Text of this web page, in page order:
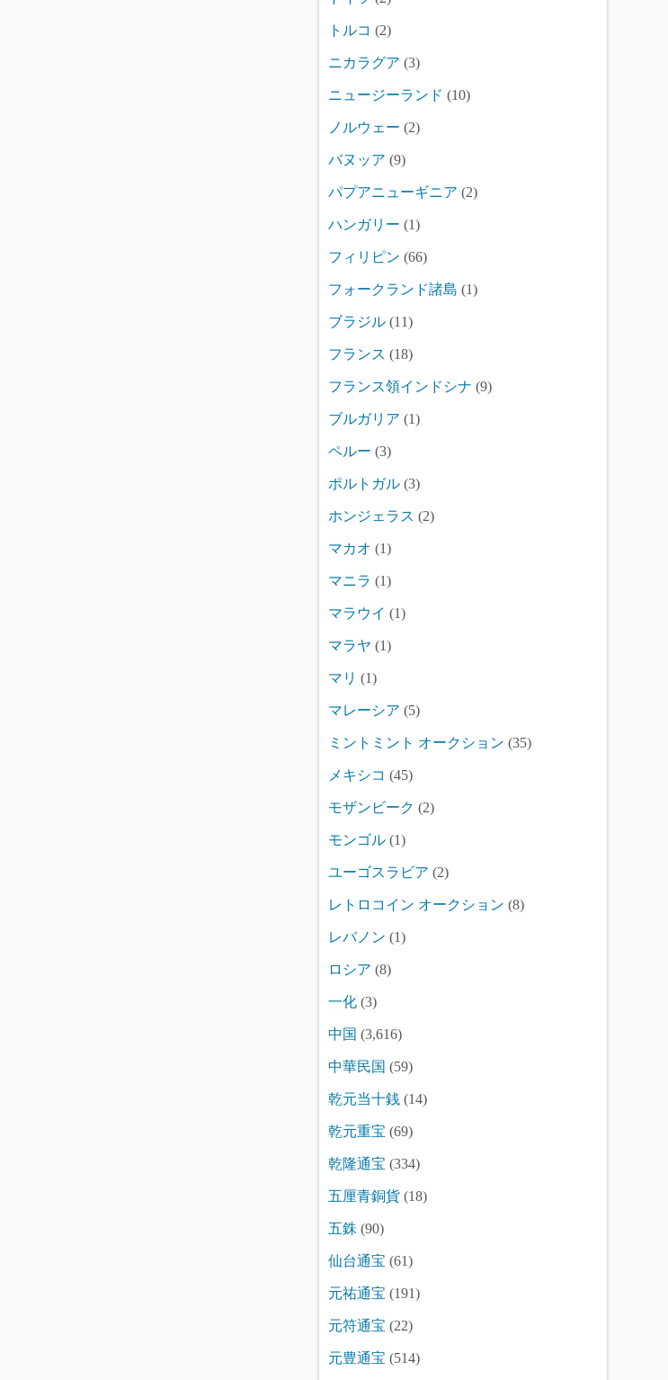
トルコ (2)
ニカラグア (3)
ニュージーランド (10)
ノルウェー (2)
バヌッア (9)
パプアニューギニア (2)
ハンガリー (1)
フィリピン (66)
フォークランド諸島 (1)
ブラジル (11)
フランス (18)
フランス領インドシナ (9)
ブルガリア (1)
ペルー (3)
ポルトガル (3)
ホンジェラス (2)
マカオ (1)
マニラ (1)
マラウイ (1)
マラヤ (1)
マリ (1)
マレーシア (5)
ミントミント オークション (35)
メキシコ (45)
モザンビーク (2)
モンゴル (1)
ユーゴスラビア (2)
レトロコイン オークション (8)
レバノン (1)
ロシア (8)
一化 (3)
中国 (3,616)
中華民国 (59)
乾元当十銭 (14)
乾元重宝 (69)
乾隆通宝 (334)
五厘青銅貨 (18)
五銖 (90)
仙台通宝 (61)
元祐通宝 (191)
元符通宝 (22)
元豊通宝 (514)